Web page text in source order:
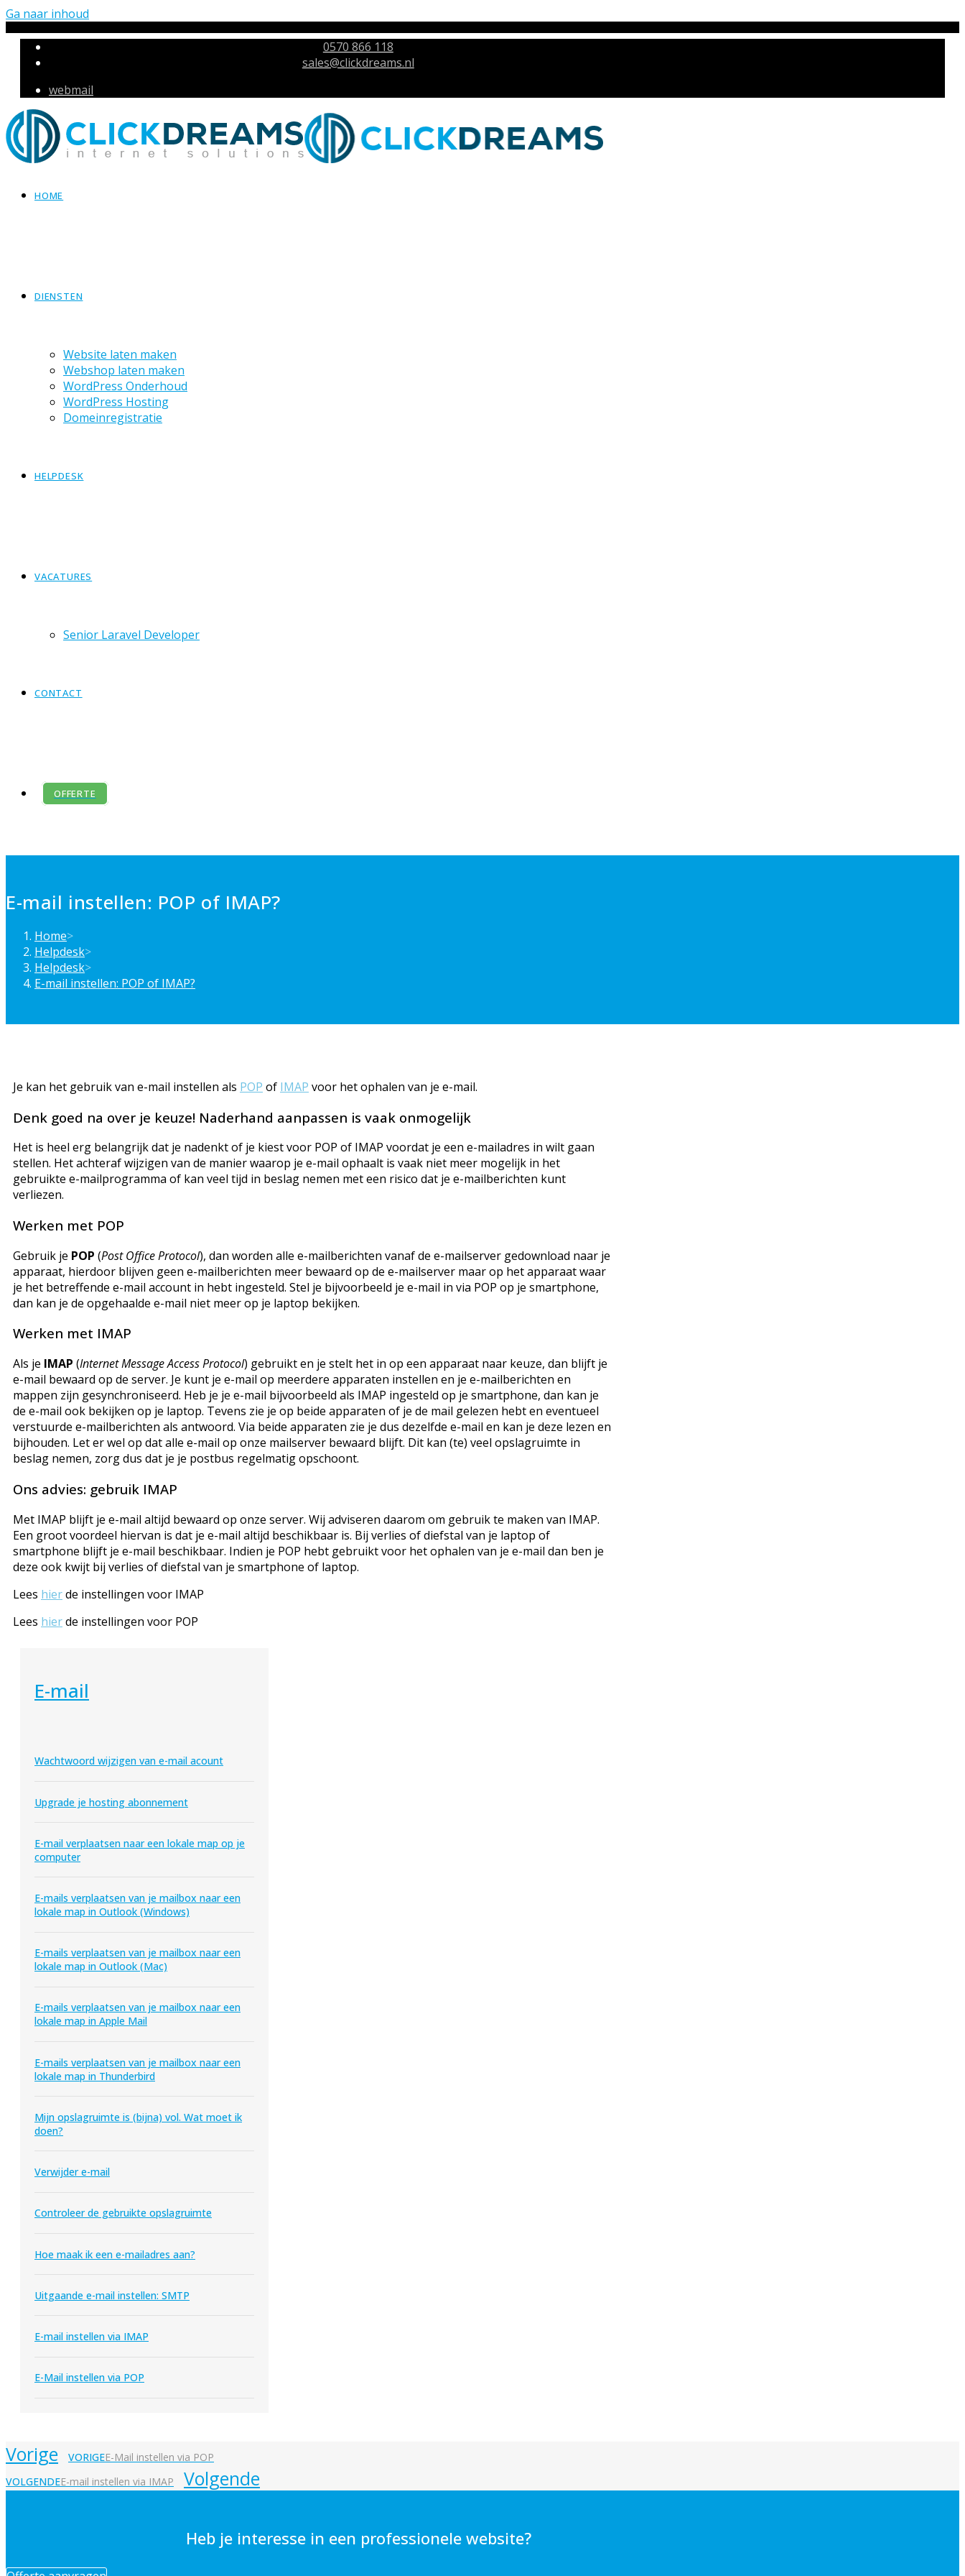
Ga naar inhoud
0570 866 118
sales@clickdreams.nl
webmail
HOME
DIENSTEN
Website laten maken
Webshop laten maken
WordPress Onderhoud
WordPress Hosting
Domeinregistratie
HELPDESK
VACATURES
Senior Laravel Developer
CONTACT
OFFERTE
E-mail instellen: POP of IMAP?
Home>
Helpdesk>
Helpdesk>
E-mail instellen: POP of IMAP?
Je kan het gebruik van e-mail instellen als POP of IMAP voor het ophalen van je e-mail.
Denk goed na over je keuze! Naderhand aanpassen is vaak onmogelijk
Het is heel erg belangrijk dat je nadenkt of je kiest voor POP of IMAP voordat je een e-mailadres in wilt gaan
stellen. Het achteraf wijzigen van de manier waarop je e-mail ophaalt is vaak niet meer mogelijk in het
gebruikte e-mailprogramma of kan veel tijd in beslag nemen met een risico dat je e-mailberichten kunt
verliezen.
Werken met POP
Gebruik je POP (Post Office Protocol), dan worden alle e-mailberichten vanaf de e-mailserver gedownload naar je
apparaat, hierdoor blijven geen e-mailberichten meer bewaard op de e-mailserver maar op het apparaat waar
je het betreffende e-mail account in hebt ingesteld. Stel je bijvoorbeeld je e-mail in via POP op je smartphone,
dan kan je de opgehaalde e-mail niet meer op je laptop bekijken.
Werken met IMAP
Als je IMAP (Internet Message Access Protocol) gebruikt en je stelt het in op een apparaat naar keuze, dan blijft je
e-mail bewaard op de server. Je kunt je e-mail op meerdere apparaten instellen en je e-mailberichten en
mappen zijn gesynchroniseerd. Heb je je e-mail bijvoorbeeld als IMAP ingesteld op je smartphone, dan kan je
de e-mail ook bekijken op je laptop. Tevens zie je op beide apparaten of je de mail gelezen hebt en eventueel
verstuurde e-mailberichten als antwoord. Via beide apparaten zie je dus dezelfde e-mail en kan je deze lezen en
bijhouden. Let er wel op dat alle e-mail op onze mailserver bewaard blijft. Dit kan (te) veel opslagruimte in
beslag nemen, zorg dus dat je je postbus regelmatig opschoont.
Ons advies: gebruik IMAP
Met IMAP blijft je e-mail altijd bewaard op onze server. Wij adviseren daarom om gebruik te maken van IMAP.
Een groot voordeel hiervan is dat je e-mail altijd beschikbaar is. Bij verlies of diefstal van je laptop of
smartphone blijft je e-mail beschikbaar. Indien je POP hebt gebruikt voor het ophalen van je e-mail dan ben je
deze ook kwijt bij verlies of diefstal van je smartphone of laptop.
Lees hierde instellingen voor IMAP
Lees hierde instellingen voor POP
E-mail
Wachtwoord wijzigen van e-mail acount
Upgrade je hosting abonnement
E-mail verplaatsen naar een lokale map op je
computer
E-mails verplaatsen van je mailbox naar een
lokale map in Outlook (Windows)
E-mails verplaatsen van je mailbox naar een
lokale map in Outlook (Mac)
E-mails verplaatsen van je mailbox naar een
lokale map in Apple Mail
E-mails verplaatsen van je mailbox naar een
lokale map in Thunderbird
Mijn opslagruimte is (bijna) vol. Wat moet ik
doen?
Verwijder e-mail
Controleer de gebruikte opslagruimte
Hoe maak ik een e-mailadres aan?
Uitgaande e-mail instellen: SMTP
E-mail instellen via IMAP
E-Mail instellen via POP
Vorige VORIGEE-Mail instellen via POP
VOLGENDEE-mail instellen via IMAP Volgende
Heb je interesse in een professionele website?